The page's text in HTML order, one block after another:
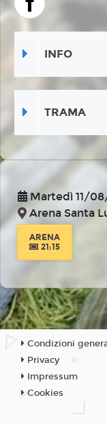
INFO
TRAMA
Martedì 11/
Arena Santa
ARENA
21:15
Condizioni
Privacy
Impressum
Cookies